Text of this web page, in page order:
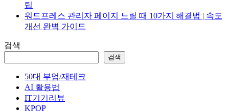
팁
워드프레스 관리자 페이지 느릴 때 10가지 해결법 | 속도
개선 완벽 가이드
검색
검색
50대 부업/재테크
AI 활용법
IT기기리뷰
KPOP